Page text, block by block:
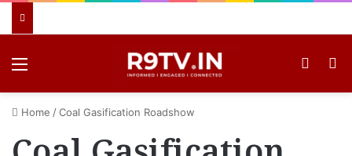
Home /Coal Gasification Roadshow